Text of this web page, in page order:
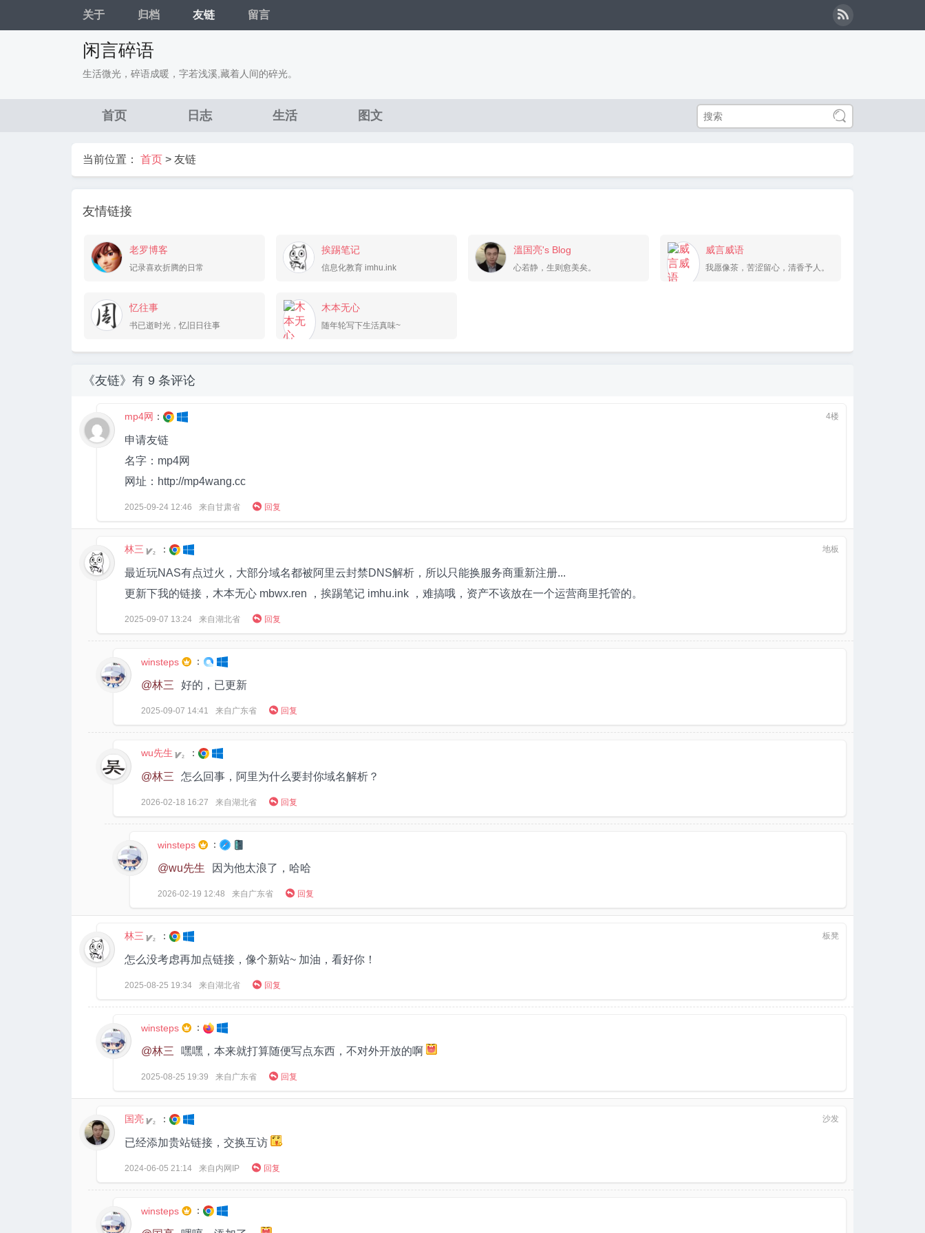
关于 归档 友链 留言 
闲言碎语
生活微光，碎语成暖，字若浅溪,藏着人间的碎光。
首页 日志 生活 图文 
当前位置： 首页 > 友链
友情链接
老罗博客
记录喜欢折腾的日常
挨踢笔记
信息化教育 imhu.ink
溫国亮's Blog
心若静，生则愈美矣。
威言威语
我愿像茶，苦涩留心，清香予人。
忆往事
书已逝时光，忆旧日往事
木本无心
随年轮写下生活真味~
《友链》有 9 条评论
4楼
mp4网 ：
申请友链
名字：mp4网
网址：http://mp4wang.cc
2025-09-24 12:46 来自甘肃省  回复
地板
林三 2 ：
最近玩NAS有点过火，大部分域名都被阿里云封禁DNS解析，所以只能换服务商重新注册...
更新下我的链接，木本无心 mbwx.ren ，挨踢笔记 imhu.ink ，难搞哦，资产不该放在一个运营商里托管的。
2025-09-07 13:24 来自湖北省  回复
winsteps  ：
@林三 好的，已更新
2025-09-07 14:41 来自广东省  回复
wu先生 2 ：
@林三 怎么回事，阿里为什么要封你域名解析？
2026-02-18 16:27 来自湖北省  回复
winsteps  ：
@wu先生 因为他太浪了，哈哈
2026-02-19 12:48 来自广东省  回复
板凳
林三 2 ：
怎么没考虑再加点链接，像个新站~ 加油，看好你！
2025-08-25 19:34 来自湖北省  回复
winsteps  ：
@林三 嘿嘿，本来就打算随便写点东西，不对外开放的啊
2025-08-25 19:39 来自广东省  回复
沙发
国亮 2 ：
已经添加贵站链接，交换互访
2024-06-05 21:14 来自内网IP  回复
winsteps  ：